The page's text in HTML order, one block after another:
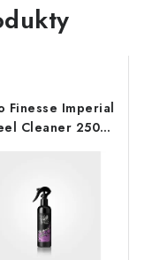
Finesse Imperial
Cleaner 250ml